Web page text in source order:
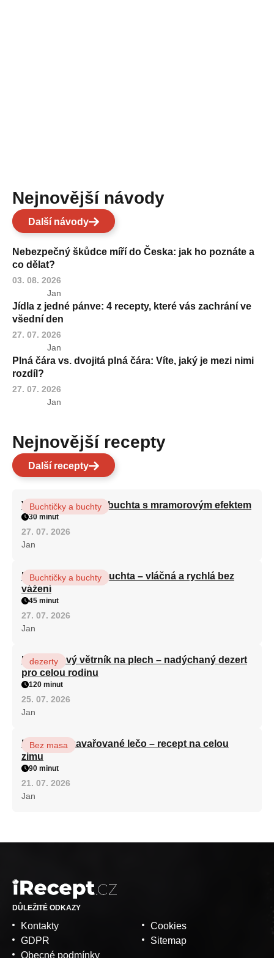
Nejnovější návody
Další návody
Nebezpečný škůdce míří do Česka: jak ho poznáte a
co dělat?
03. 08. 2026
Jan
Jídla z jedné pánve: 4 recepty, které vás zachrání ve
všední den
27. 07. 2026
Jan
Plná čára vs. dvojitá plná čára: Víte, jaký je mezi nimi
rozdíl?
27. 07. 2026
Jan
Nejnovější recepty
Další recepty
Vláčná olejová litá buchta s mramorovým efektem
Buchtičky a buchty
30 minut
27. 07. 2026
Jan
Hrnková maková buchta – vláčná a rychlá bez
vážení
Buchtičky a buchty
45 minut
27. 07. 2026
Jan
Karamelový větrník na plech – nadýchaný dezert
pro celou rodinu
dezerty
120 minut
25. 07. 2026
Jan
Babiččino zavařované lečo – recept na celou
zimu
Bez masa
90 minut
21. 07. 2026
Jan
DŮLEŽITÉ ODKAZY
Kontakty
GDPR
Obecné podmínky
Cookies
Sitemap